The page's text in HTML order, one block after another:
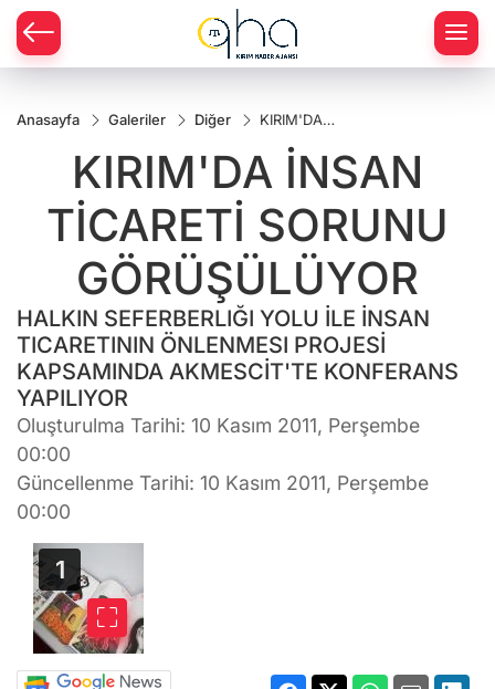
Anasayfa Galeriler Diğer
KIRIM'DA
TİCARETİ
SORUNU
GÖRÜŞÜLÜYOR
KIRIM'DA İNSAN
TİCARETİ SORUNU
GÖRÜŞÜLÜYOR
HALKIN SEFERBERLIĞI YOLU İLE İNSAN
TICARETININ ÖNLENMESI PROJESİ
KAPSAMINDA AKMESCİT'TE KONFERANS
YAPILIYOR
Oluşturulma Tarihi: 10 Kasım 2011, Perşembe
00:00
Güncellenme Tarihi: 10 Kasım 2011, Perşembe
00:00